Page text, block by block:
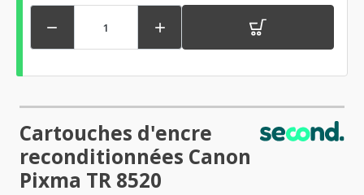
 
Cartouches d'encre
reconditionnées Canon
Pixma TR 8520